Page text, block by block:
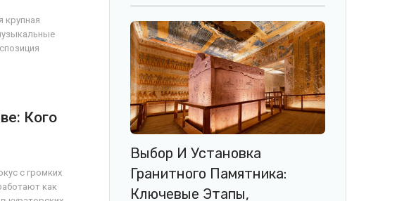
крупная
Кого
с громких
как
Выбор И Установка
Гранитного Памятника:
Ключевые Этапы,